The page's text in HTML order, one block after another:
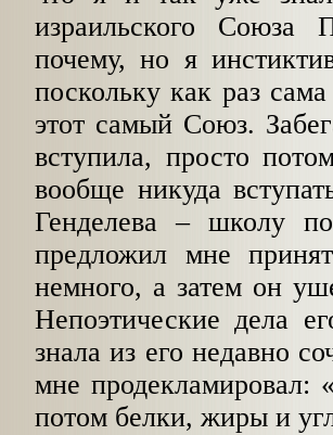
израильского Союза
почему, но я
поскольку как раз
этот самый Союз.
вступила, просто
вообще никуда
Генделева – школу
предложил мне
немного, а затем он
Непоэтические дела
знала из его недавно
мне продекламировал:
потом белки, жиры и